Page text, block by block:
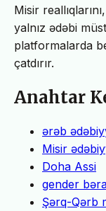
Misir
yalnız ədəbi
platformalarda
çatdırır.
Anahtar
ərəb
Misir
Doha Assi
gender
Şərq-Qərb